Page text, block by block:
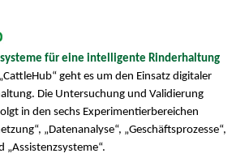
für eine intelligente Rinderhaltung
geht es um den Einsatz digitaler
Die Untersuchung und Validierung
in den sechs Experimentierbereichen
„Datenanalyse“, „Geschäftsprozesse“,
„Assistenzsysteme“.